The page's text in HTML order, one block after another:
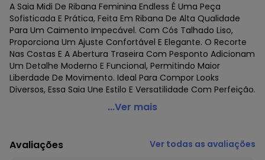
A Saia Midi De Ribana Feminina Endless É Uma Peça
Sofisticada E Prática, Feita Em Ribana De Alta Qualidade
Para Um Caimento Impecável. Com Cós Talhado Liso,
Proporciona Um Ajuste Confortável E Elegante. O Recorte
Nas Costas E A Abertura Traseira Com Pesponto Adicionam
Um Detalhe Moderno E Funcional, Permitindo Maior
Liberdade De Movimento. Ideal Para Compor Looks
Diversos, Essa Saia Une Estilo E Versatilidade Com Perfeição.
Endless - Saia Midi de Ribana Feminina Vermelho
Fornecedor: ROVITEX IND E COM DE MALHAS LTDA / CNPJ
79.233.672/0010-98
...Ver mais
Avaliações Ver todas as avaliações